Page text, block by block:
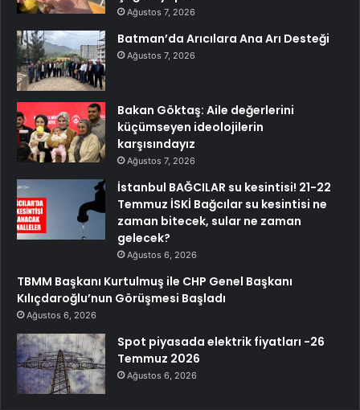
Ağustos 7, 2026
Batman’da Arıcılara Ana Arı Desteği
Ağustos 7, 2026
Bakan Göktaş: Aile değerlerini
küçümseyen ideolojilerin
karşısındayız
Ağustos 7, 2026
İstanbul BAĞCILAR su kesintisi! 21-22
Temmuz İSKİ Bağcılar su kesintisi ne
zaman bitecek, sular ne zaman
gelecek?
Ağustos 6, 2026
TBMM Başkanı Kurtulmuş ile CHP Genel Başkanı
Kılıçdaroğlu’nun Görüşmesi Başladı
Ağustos 6, 2026
Spot piyasada elektrik fiyatları -26
Temmuz 2026
Ağustos 6, 2026